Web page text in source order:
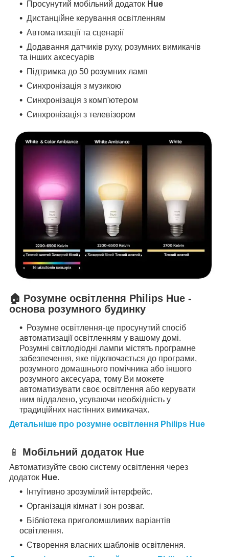
Просунутий мобільний додаток Hue
Дистанційне керування освітленням
Автоматизації та сценарії
Додавання датчиків руху, розумних вимикачів
та інших аксесуарів
Підтримка до 50 розумних ламп
Синхронізація з музикою
Синхронізація з комп'ютером
Синхронізація з телевізором
🏠 Розумне освітлення Philips Hue -
основа розумного будинку
Розумне освітлення-це просунутий спосіб
автоматизації освітленням у вашому домі.
Розумні світлодіодні лампи містять програмне
забезпечення, яке підключається до програми,
розумного домашнього помічника або іншого
розумного аксесуара, тому Ви можете
автоматизувати своє освітлення або керувати
ним віддалено, усуваючи необхідність у
традиційних настінних вимикачах.
Детальніше про розумне освітлення Philips Hue
📱 Мобільний додаток Hue
Автоматизуйте свою систему освітлення через
додаток Hue.
Інтуїтивно зрозумілий інтерфейс.
Організація кімнат і зон розваг.
Бібліотека приголомшливих варіантів
освітлення.
Створення власних шаблонів освітлення.